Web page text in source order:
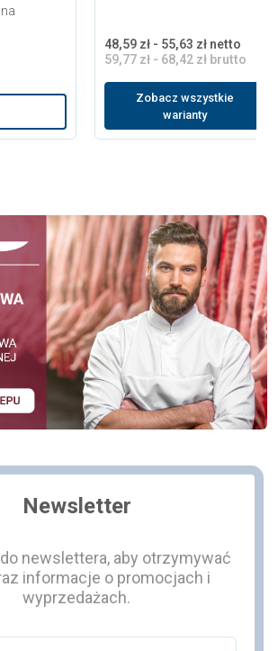
do koszyka
48,59 zł - 55,63 zł netto
59,77 zł - 68,42 zł brutto
Zobacz wszystkie
warianty
Newsletter
newslettera, aby otrzymywać
informacje o promocjach i
wyprzedażach.